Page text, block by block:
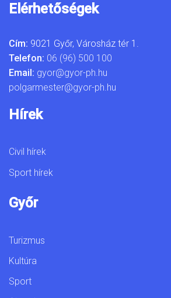
Elérhetőségek
Cím: 9021 Győr, Városház tér 1.
Telefon: 06 (96) 500 100
Email: gyor@gyor-ph.hu
polgarmester@gyor-ph.hu
Hírek
Civil hírek
Sport hírek
Győr
Turizmus
Kultúra
Sport